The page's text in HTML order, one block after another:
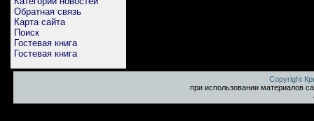
Обратная связь
Карта сайта
Поиск
Гостевая книга
Гостевая книга
Copyright
при использовании материалов